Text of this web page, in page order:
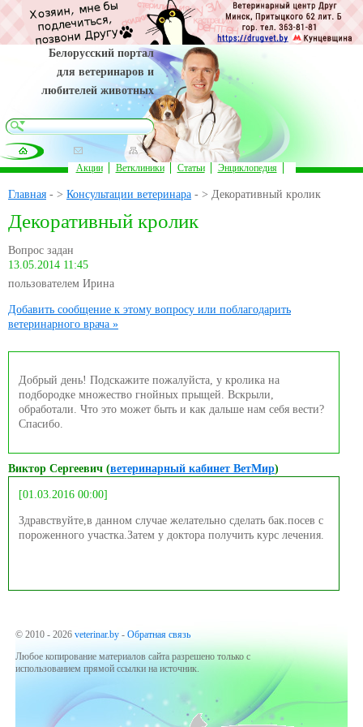
Белорусский портал
для ветеринаров и
любителей животных
Главная - > Консультации ветеринара - > Декоративный кролик
Декоративный кролик
Вопрос задан
13.05.2014 11:45
пользователем Ирина
Добавить сообщение к этому вопросу или поблагодарить
ветеринарного врача »
Добрый день! Подскажите пожалуйста, у кролика на
подбородке множество гнойных прыщей. Вскрыли,
обработали. Что это может быть и как дальше нам себя вести?
Спасибо.
Виктор Сергеевич (ветеринарный кабинет ВетМир)
[01.03.2016 00:00]
Здравствуйте,в данном случае желательно сделать бак.посев с
пороженного участка.Затем у доктора получить курс лечения.
Акции Ветклиники Статьи Энциклопедия
© 2010 - 2026 veterinar.by - Обратная связь
Любое копирование материалов сайта разрешено только с
использованием прямой ссылки на источник.